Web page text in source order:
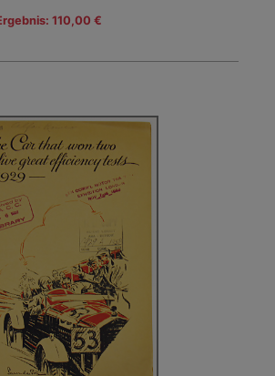
110,00 €